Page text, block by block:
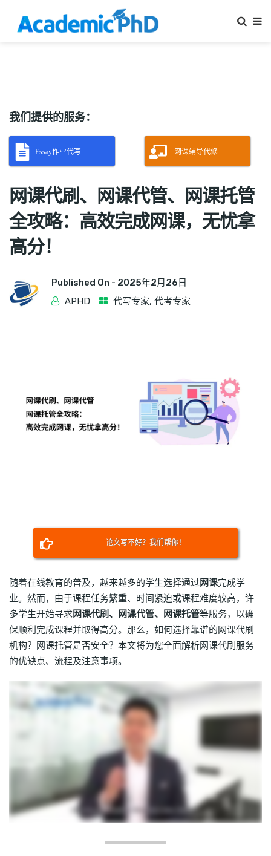
我们提供的服务：
Essay作业代写 网课辅导代修
网课代刷、网课代管、网课托管
全攻略：高效完成网课，无忧拿
高分！
Published On - 2025年2月26日
APHD
代写专家, 代考专家
论文写不好？我们帮你！
随着在线教育的普及，越来越多的学生选择通过网课完成学
业。然而，由于课程任务繁重、时间紧迫或课程难度较高，许
多学生开始寻求网课代刷、网课代管、网课托管等服务，以确
保顺利完成课程并取得高分。那么，如何选择靠谱的网课代刷
机构？网课托管是否安全？本文将为您全面解析网课代刷服务
的优缺点、流程及注意事项。